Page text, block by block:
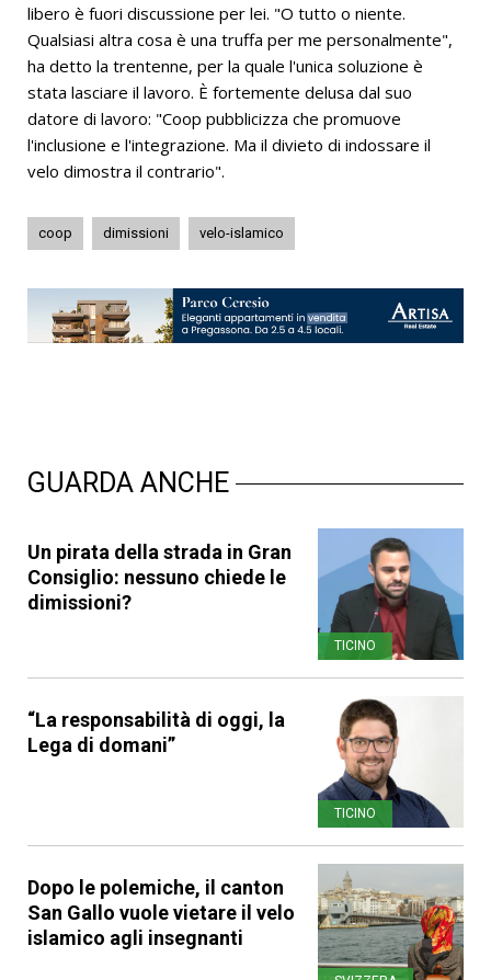
libero è fuori discussione per lei. "O tutto o niente.
Qualsiasi altra cosa è una truffa per me personalmente",
ha detto la trentenne, per la quale l'unica soluzione è
stata lasciare il lavoro. È fortemente delusa dal suo
datore di lavoro: "Coop pubblicizza che promuove
l'inclusione e l'integrazione. Ma il divieto di indossare il
velo dimostra il contrario".
coop dimissioni velo-islamico
GUARDA ANCHE
Un pirata della strada in Gran
Consiglio: nessuno chiede le
dimissioni?
TICINO
“La responsabilità di oggi, la
Lega di domani”
TICINO
Dopo le polemiche, il canton
San Gallo vuole vietare il velo
islamico agli insegnanti